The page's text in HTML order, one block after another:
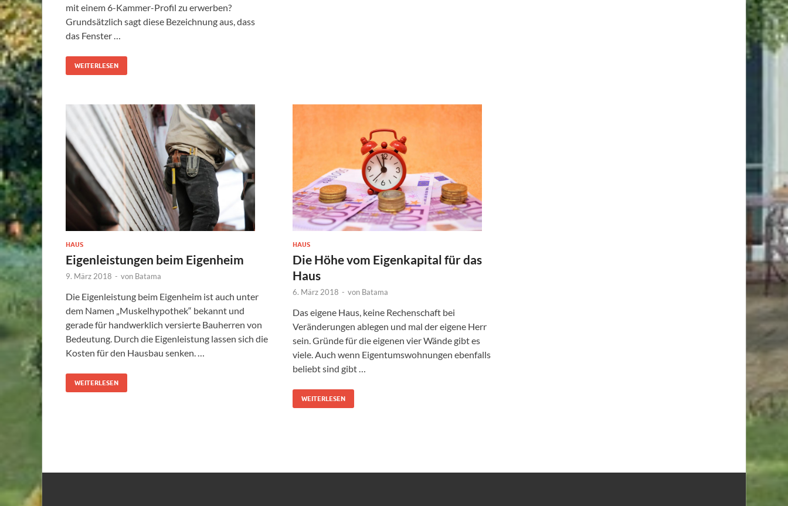
mit einem 6-Kammer-Profil zu erwerben?
Grundsätzlich sagt diese Bezeichnung aus, dass
das Fenster …
WEITERLESEN
HAUS
Eigenleistungen beim Eigenheim
9. März 2018 - von Batama
Die Eigenleistung beim Eigenheim ist auch unter
dem Namen „Muskelhypothek“ bekannt und
gerade für handwerklich versierte Bauherren von
Bedeutung. Durch die Eigenleistung lassen sich die
Kosten für den Hausbau senken. …
WEITERLESEN
HAUS
Die Höhe vom Eigenkapital für das
Haus
6. März 2018 - von Batama
Das eigene Haus, keine Rechenschaft bei
Veränderungen ablegen und mal der eigene Herr
sein. Gründe für die eigenen vier Wände gibt es
viele. Auch wenn Eigentumswohnungen ebenfalls
beliebt sind gibt …
WEITERLESEN